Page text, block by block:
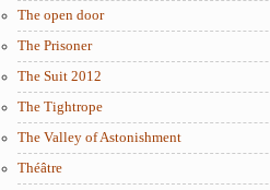
The open door
The Prisoner
The Suit 2012
The Tightrope
The Valley of Astonishment
Théâtre